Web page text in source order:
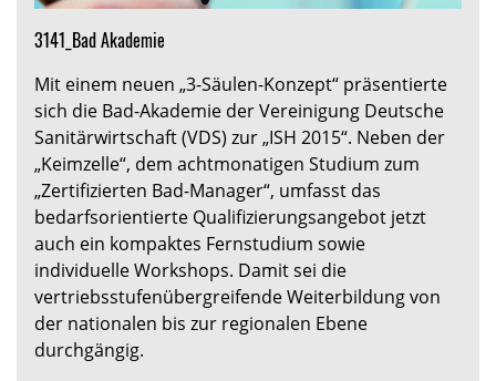
3141_Bad Akademie
Mit einem neuen „3-Säulen-Konzept“ präsentierte
sich die Bad-Akademie der Vereinigung Deutsche
Sanitärwirtschaft (VDS) zur „ISH 2015“. Neben der
„Keimzelle“, dem achtmonatigen Studium zum
„Zertifizierten Bad-Manager“, umfasst das
bedarfsorientierte Qualifizierungsangebot jetzt
auch ein kompaktes Fernstudium sowie
individuelle Workshops. Damit sei die
vertriebsstufenübergreifende Weiterbildung von
der nationalen bis zur regionalen Ebene
durchgängig.